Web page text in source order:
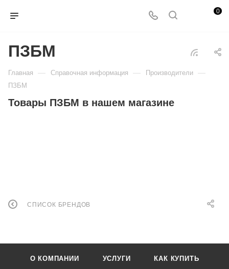
0
ПЗБМ
Главная — Справочная информация — Производители —
ПЗБМ
Товары ПЗБМ в нашем магазине
СПИСОК БРЕНДОВ
О КОМПАНИИ УСЛУГИ КАК КУПИТЬ